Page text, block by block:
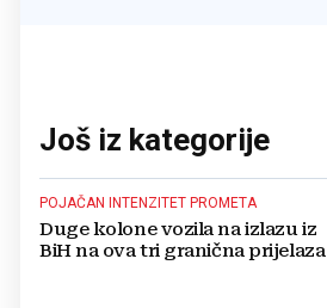
Još iz kategorije
POJAČAN INTENZITET PROMETA
Duge kolone vozila na izlazu iz
BiH na ova tri granična prijelaza